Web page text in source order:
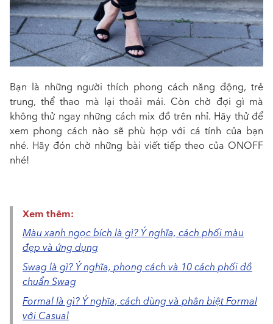
Bạn là những người thích phong cách năng động, trẻ
trung, thể thao mà lại thoải mái. Còn chờ đợi gì mà
không thử ngay những cách mix đồ trên nhỉ. Hãy thử để
xem phong cách nào sẽ phù hợp với cá tính của bạn
nhé. Hãy đón chờ những bài viết tiếp theo của ONOFF
nhé!
Xem thêm:
Màu xanh ngọc bích là gì? Ý nghĩa, cách phối màu
đẹp và ứng dụng
Swag là gì? Ý nghĩa, phong cách và 10 cách phối đồ
chuẩn Swag
Formal là gì? Ý nghĩa, cách dùng và phân biệt Formal
với Casual